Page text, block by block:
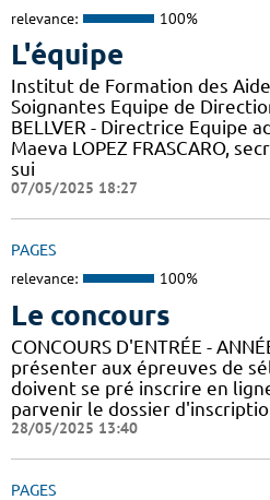
relevance: 100%
L'équipe
Institut de Formation des
Soignantes Equipe de
BELLVER - Directrice Equipe
Maeva LOPEZ FRASCARO,
sui
07/05/2025 18:27
PAGES
relevance: 100%
Le concours
CONCOURS D'ENTRÉE -
présenter aux épreuves de
doivent se pré inscrire en
parvenir le dossier
28/05/2025 13:40
PAGES